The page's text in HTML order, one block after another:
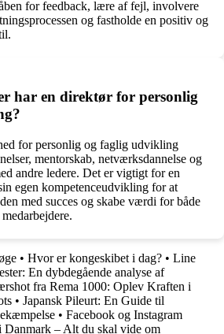
for feedback, lære af fejl, involvere
og fastholde en positiv og
har en direktør for personlig
for personlig og faglig udvikling
mentorskab, netværksdannelse og
andre ledere. Det er vigtigt for en
egen kompetenceudvikling for at
med succes og skabe værdi for både
• Hvor er kongeskibet i dag? • Line
En dybdegående analyse af
fra Rema 1000: Oplev Kraften i
• Japansk Pileurt: En Guide til
• Facebook og Instagram
– Alt du skal vide om